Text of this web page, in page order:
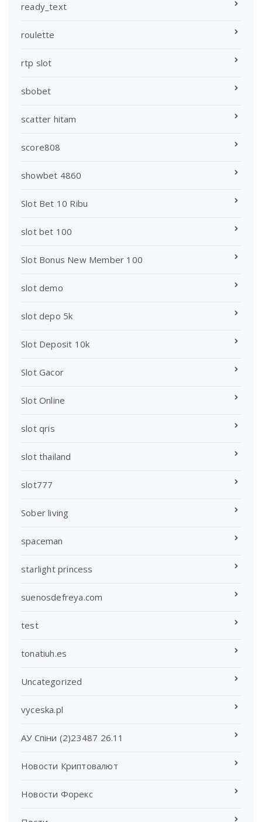
ready_text
roulette
rtp slot
sbobet
scatter hitam
score808
showbet 4860
Slot Bet 10 Ribu
slot bet 100
Slot Bonus New Member 100
slot demo
slot depo 5k
Slot Deposit 10k
Slot Gacor
Slot Online
slot qris
slot thailand
slot777
Sober living
spaceman
starlight princess
suenosdefreya.com
test
tonatiuh.es
Uncategorized
vyceska.pl
АУ Спіни (2)23487 26.11
Новости Криптовалют
Новости Форекс